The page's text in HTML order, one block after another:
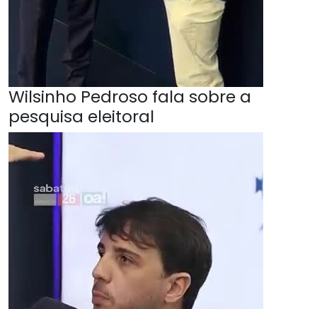
Wilsinho Pedroso fala sobre a
pesquisa eleitoral